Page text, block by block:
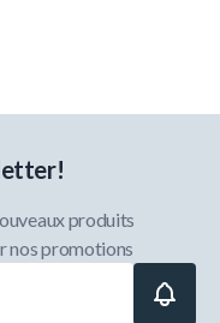
produits
nos promotions